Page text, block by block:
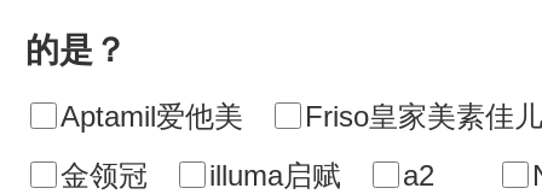
的是？
Aptamil爱他美
Friso皇家美素佳儿
金领冠
illuma启赋 a2